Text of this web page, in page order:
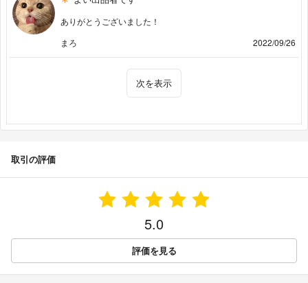
ありがとうございました！
まろ
2022/09/26
次を表示
取引の評価
5.0
評価を見る